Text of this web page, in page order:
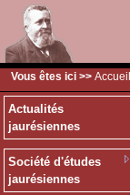
Vous êtes ici >> Accueil
Actualités
jaurésiennes
Société d'études
jaurésiennes